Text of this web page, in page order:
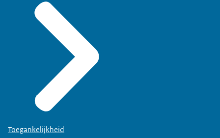
Toegankelijkheid